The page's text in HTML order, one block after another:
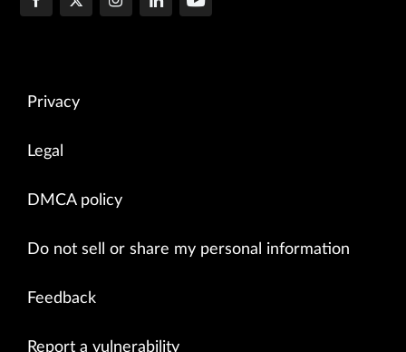
Privacy
Legal
DMCA policy
Do not sell or share my personal information
Feedback
Report a vulnerability